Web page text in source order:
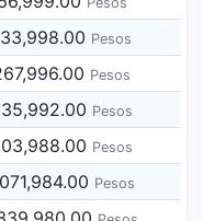
Pesos
Pesos
Pesos
Pesos
Pesos